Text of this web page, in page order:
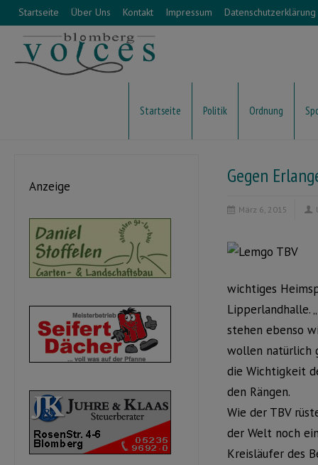
Startseite Über Uns Kontakt Impressum Datenschutzerklärung
Startseite Politik Ordnung
Gegen
März 6, 2015
wichtiges
Lipperlandhalle.
stehen ebenso
wollen natürlich
die Wichtigkeit
den Rängen.
Wie der TBV
der Welt noch
Kreisläufer des
Anzeige